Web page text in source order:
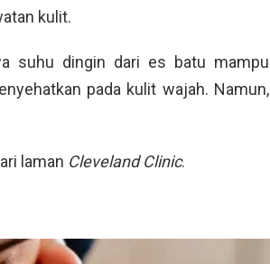
kulit.
suhu dingin dari es batu mampu
pada kulit wajah. Namun,
laman Cleveland Clinic.